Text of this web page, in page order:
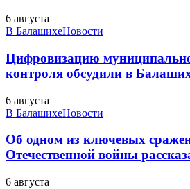
6 августа
В БалашихеНовости
Цифровизацию
контроля обсудили в
6 августа
В БалашихеНовости
Об одном из ключевых
Отечественной войны
6 августа